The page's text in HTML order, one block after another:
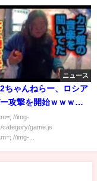
ニュース
2ちゃんねらー、ロシア
攻撃を開始ｗｗｗｗ
//img-
category/game.js
//img-...